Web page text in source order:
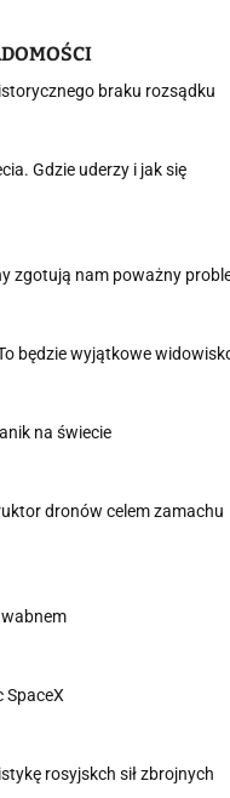
braku rozsądku
Gdzie uderzy i jak się
zgotują nam poważny
będzie wyjątkowe
na świecie
dronów celem zamachu
SpaceX
rosyjskch sił zbrojnych